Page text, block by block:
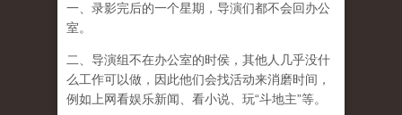
一、录影完后的一个星期，导演们都不会回办公
室。
二、导演组不在办公室的时侯，其他人几乎没什
么工作可以做，因此他们会找活动来消磨时间，
例如上网看娱乐新闻、看小说、玩“斗地主”等。